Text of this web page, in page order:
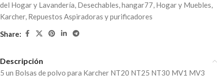
del Hogar y Lavandería, Desechables,hangar77, Hogar y Muebles,
Karcher, Repuestos Aspiradoras y purificadores
Share:
Descripción
5 un Bolsas de polvo para Karcher NT20 NT25 NT30 MV1 MV3